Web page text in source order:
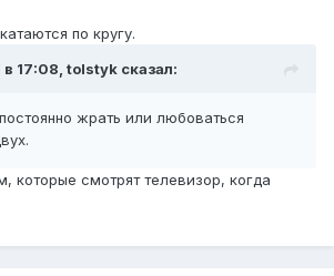
по кругу.
17:08, tolstyk сказал:
жрать или любоваться
которые смотрят телевизор, когда